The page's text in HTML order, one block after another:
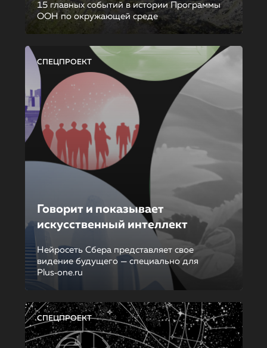
15 главных событий в истории Программы
ООН по окружающей среде
СПЕЦПРОЕКТ
Говорит и показывает
искусственный интеллект
Нейросеть Сбера представляет свое
видение будущего — специально для
Plus‑one.ru
СПЕЦПРОЕКТ